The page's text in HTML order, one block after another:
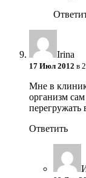
Irina
17 Июл 2012 в
Мне в
организм
Ответить